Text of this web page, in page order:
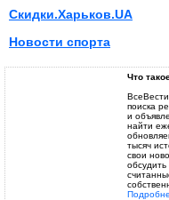
Скидки.Харьков.UA
Новости спорта
Что
поиска
и
найти
тысяч
свои